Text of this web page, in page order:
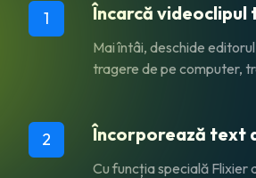
1 Încarcă videoclipul
Mai întâi, deschide
tragere de pe computer,
2 Încorporează text
Cu funcția specială Flixier